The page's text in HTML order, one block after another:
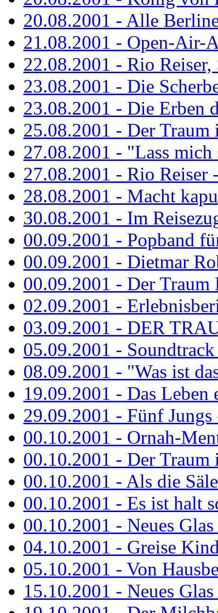
20.08.2001 - Alle
21.08.2001 - Open-Air-
22.08.2001 - Rio
23.08.2001 - Die
23.08.2001 - Die Erben
25.08.2001 - Der Traum
27.08.2001 - "Lass
27.08.2001 - Rio Reiser
28.08.2001 - Macht
30.08.2001 - Im
00.09.2001 - Popband
00.09.2001 - Dietmar
00.09.2001 - Der Traum
02.09.2001 -
03.09.2001 - DER
05.09.2001 -
08.09.2001 - "Was ist
19.09.2001 - Das Leben
29.09.2001 - Fünf
00.10.2001 - Ornah-
00.10.2001 - Der Traum
00.10.2001 - Als die
00.10.2001 - Es ist halt
00.10.2001 - Neues
04.10.2001 - Greise
05.10.2001 - Von
15.10.2001 - Neues